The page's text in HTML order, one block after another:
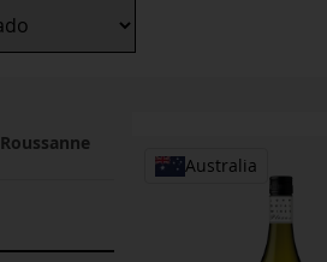
Australia
Roussanne